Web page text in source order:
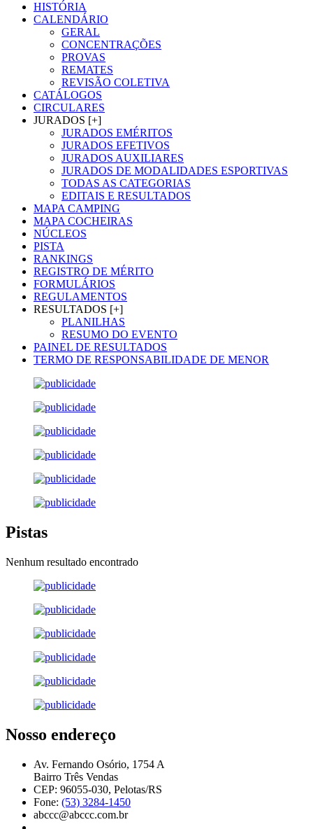
HISTÓRIA
CALENDÁRIO
GERAL
CONCENTRAÇÕES
PROVAS
REMATES
REVISÃO COLETIVA
CATÁLOGOS
CIRCULARES
JURADOS [+]
JURADOS EMÉRITOS
JURADOS EFETIVOS
JURADOS AUXILIARES
JURADOS DE MODALIDADES ESPORTIVAS
TODAS AS CATEGORIAS
EDITAIS E RESULTADOS
MAPA CAMPING
MAPA COCHEIRAS
NÚCLEOS
PISTA
RANKINGS
REGISTRO DE MÉRITO
FORMULÁRIOS
REGULAMENTOS
RESULTADOS [+]
PLANILHAS
RESUMO DO EVENTO
PAINEL DE RESULTADOS
TERMO DE RESPONSABILIDADE DE MENOR
Pistas
Nenhum resultado encontrado
Nosso endereço
Av. Fernando Osório, 1754 A
Bairro Três Vendas
CEP: 96055-030, Pelotas/RS
Fone: (53) 3284-1450
abccc@abccc.com.br